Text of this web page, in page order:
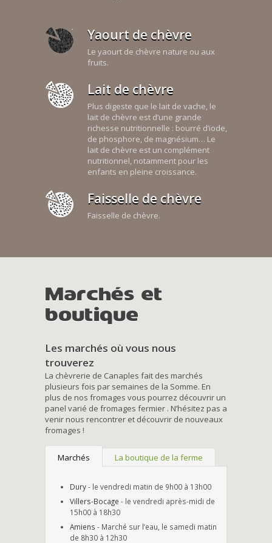
Yaourt de chèvre
Le yaourt de chèvre nature ou aux
fruits.
Lait de chèvre
Plus digeste que le lait de vache, le
lait de chèvre est d’une grande
richesse nutritionnelle : bourré d’iode,
de phosphore, de magnésium… Le
lait de chèvre est un complément
nutritionnel, notamment pour les
enfants en pleine croissance.
Faisselle de chèvre
Faisselle de chèvre.
Marchés et
boutique
Les marchés où vous nous
trouverez
La chèvrerie de Canaples fait des marchés
plusieurs fois par semaines de la Somme. En
plus de nos fromages vous pourrez découvrir un
panel varié de fromages fermier . N’hésitez pas a
venir nous rencontrer et découvrir de nouveaux
fromages !
Marchés La boutique de la ferme
Dury- le vendredi matin de 9h00 à 13h00
Villers-Bocage - le vendredi après-midi de
15h00 à 18h30
Amiens - Marché sur l’eau, le samedi matin
de 8h30 à 12h30